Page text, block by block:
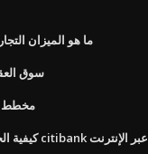
ما هو الميزان
سوق
مخطط
كيفية الحصول على بيان حساب citibank عبر الإنترنت